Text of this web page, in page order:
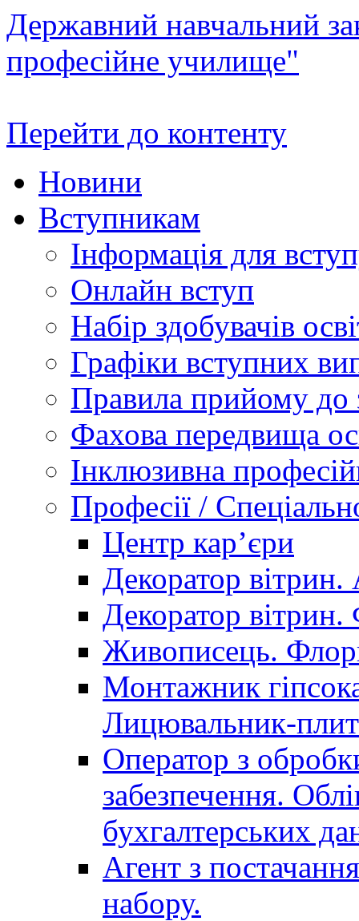
Державний навчальний
професійне училище"
Перейти до контенту
Новини
Вступникам
Інформація для
Онлайн вступ
Набір здобувачів
Графіки вступних
Правила прийому до
Фахова передвища
Інклюзивна
Професії /
Центр кар’єри
Декоратор вітрин.
Декоратор вітрин.
Живописець.
Монтажник
Лицювальник-
Оператор з
забезпечення.
бухгалтерських
Агент з
набору.